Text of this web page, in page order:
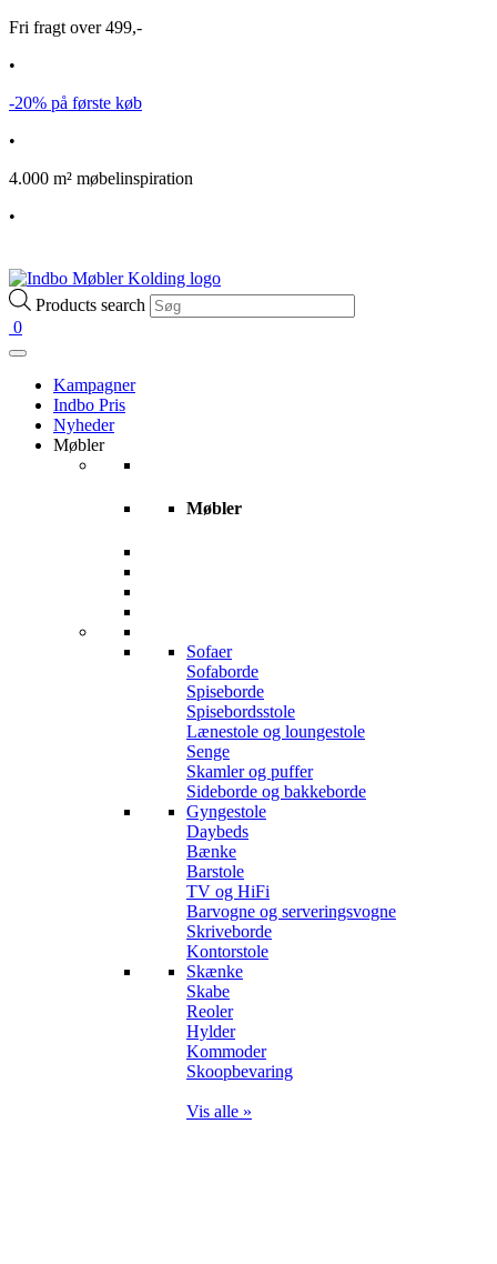
Fri fragt over 499,-
•
-20% på første køb
•
4.000 m² møbelinspiration
•
Products search
0
Kampagner
Indbo Pris
Nyheder
Møbler
Møbler
Sofaer
Sofaborde
Spiseborde
Spisebordsstole
Lænestole og loungestole
Senge
Skamler og puffer
Sideborde og bakkeborde
Gyngestole
Daybeds
Bænke
Barstole
TV og HiFi
Barvogne og serveringsvogne
Skriveborde
Kontorstole
Skænke
Skabe
Reoler
Hylder
Kommoder
Skoopbevaring
Vis alle »